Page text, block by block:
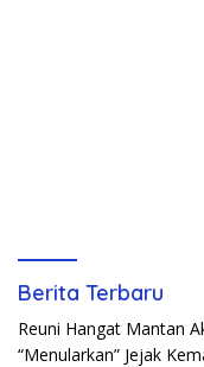
Berita Terbaru
Reuni Hangat Mantan
“Menularkan” Jejak